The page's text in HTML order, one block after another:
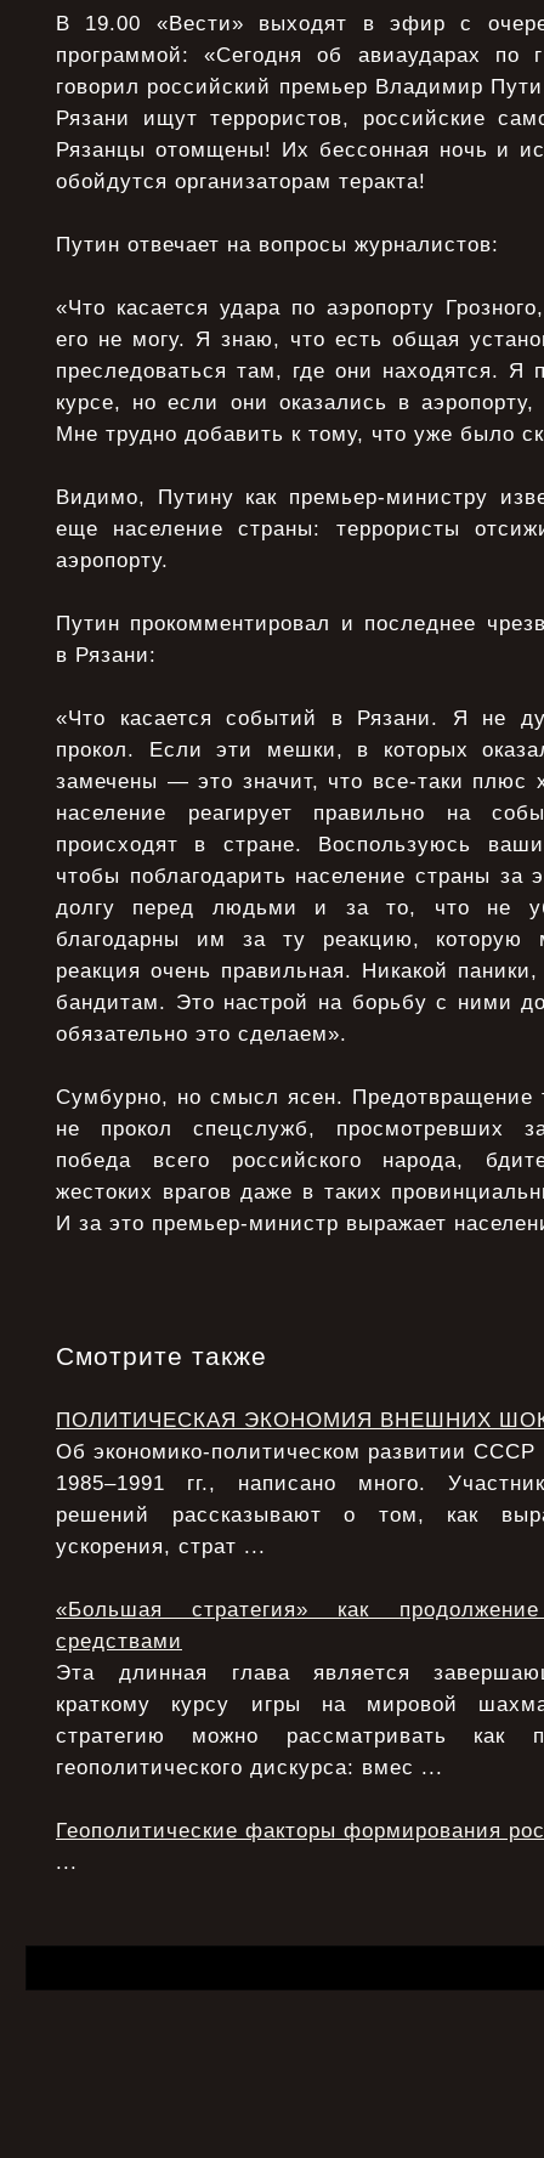
В 19.00 «Вести» выходят в эфир с
программой: «Сегодня об авиаударах по
говорил российский премьер Владимир
Рязани ищут террористов, российские
Рязанцы отомщены! Их бессонная ночь и
обойдутся организаторам теракта!
Путин отвечает на вопросы журналистов:
«Что касается удара по аэропорту
его не могу. Я знаю, что есть общая
преследоваться там, где они находятся. Я
курсе, но если они оказались в
Мне трудно добавить к тому, что уже было
Видимо, Путину как премьер-министру
еще население страны: террористы
аэропорту.
Путин прокомментировал и последнее
в Рязани:
«Что касается событий в Рязани. Я не
прокол. Если эти мешки, в которых
замечены — это значит, что все-таки плюс
население реагирует правильно на
происходят в стране. Воспользуюсь
чтобы поблагодарить население страны
долгу перед людьми и за то, что не
благодарны им за ту реакцию,
реакция очень правильная. Никакой
бандитам. Это настрой на борьбу с ними
обязательно это сделаем».
Сумбурно, но смысл ясен. Предотвращение
не прокол спецслужб, просмотревших
победа всего российского народа,
жестоких врагов даже в таких
И за это премьер-министр выражает
Смотрите также
ПОЛИТИЧЕСКАЯ ЭКОНОМИЯ ВНЕШНИХ
Об экономико-политическом развитии СССР
1985–1991 гг., написано много.
решений рассказывают о том, как
ускорения, страт ...
«Большая стратегия» как
средствами
Эта длинная глава является
краткому курсу игры на мировой
стратегию можно рассматривать как
геополитического дискурса: вмес ...
Геополитические факторы формирования
...